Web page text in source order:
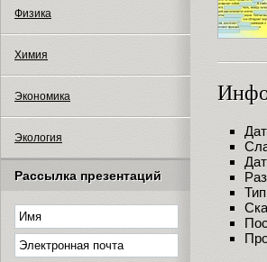
Физика
Химия
Экономика
Экология
Рассылка презентаций